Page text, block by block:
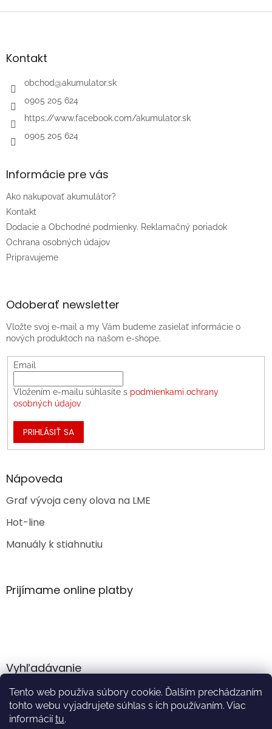
Tento web používa súbory cookie. Ďalším prechádzaním
tohto webu vyjadrujete súhlas s ich používaním. Viac
informáciítu.
u
Z
äKontakt
obchod@akumulator.sk
0905 205 624
https://www.facebook.com/akumulator.sk
0905 205 624
Informácie pre vás
Ako nakupovať akumulátor?
Kontakt
Dodacie a Obchodné podmienky. Reklamačný poriadok
Ochrana osobných údajov
Pripravujeme
Odoberať newsletter
Vložte svoj e-mail a my Vám budeme zasielať informácie o
nových produktoch na našom e-shope.
Email
Vložením e-mailu súhlasíte s podmienkami ochrany
osobných údajov
PRIHLÁSIŤ SA
Nápoveda
Graf vývoja ceny olova na LME
Hot-line
Manuály k stiahnutiu
Prijímame online platby
Vyhľadávanie
HĽADAŤ